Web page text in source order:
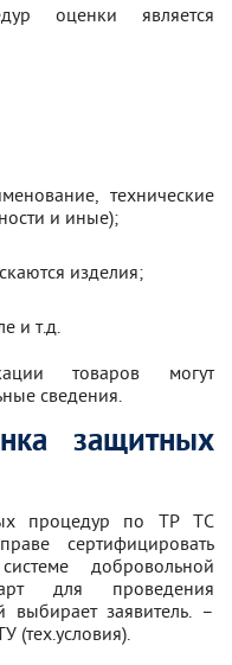
оценки является
технические
и иные);
изделия;
и т.д.
товаров могут
сведения.
защитных
процедур по ТР ТС
сертифицировать
добровольной
для проведения
выбирает заявитель. –
(тех.условия).